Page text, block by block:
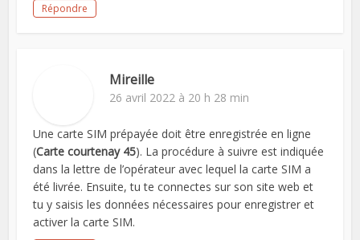
Répondre
Mireille
26 avril 2022 à 20 h 28 min
Une carte SIM prépayée doit être enregistrée en ligne
(Carte courtenay 45). La procédure à suivre est indiquée
dans la lettre de l’opérateur avec lequel la carte SIM a
été livrée. Ensuite, tu te connectes sur son site web et
tu y saisis les données nécessaires pour enregistrer et
activer la carte SIM.